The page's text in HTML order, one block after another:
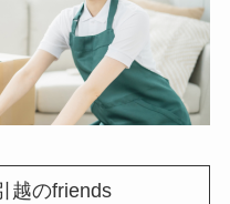
越のfriends